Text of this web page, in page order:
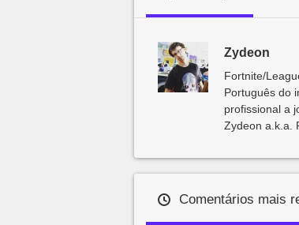
Zydeon
Fortnite/
Português do
profissional a
Zydeon a.k.a.
Comentários mais